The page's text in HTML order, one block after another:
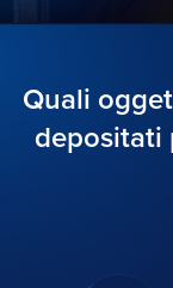
Quali
depositati